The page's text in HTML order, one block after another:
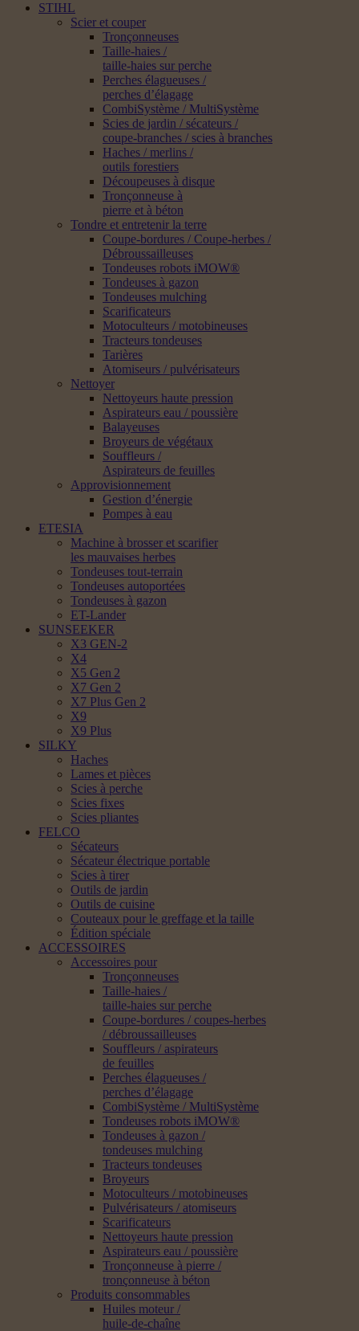
STIHL
Scier et couper
Tronçonneuses
Taille-haies /
taille-haies sur perche
Perches élagueuses /
perches d’élagage
CombiSystème / MultiSystème
Scies de jardin / sécateurs /
coupe-branches / scies à branches
Haches / merlins /
outils forestiers
Découpeuses à disque
Tronçonneuse à
pierre et à béton
Tondre et entretenir la terre
Coupe-bordures / Coupe-herbes /
Débroussailleuses
Tondeuses robots iMOW®
Tondeuses à gazon
Tondeuses mulching
Scarificateurs
Motoculteurs / motobineuses
Tracteurs tondeuses
Tarières
Atomiseurs / pulvérisateurs
Nettoyer
Nettoyeurs haute pression
Aspirateurs eau / poussière
Balayeuses
Broyeurs de végétaux
Souffleurs /
Aspirateurs de feuilles
Approvisionnement
Gestion d’énergie
Pompes à eau
ETESIA
Machine à brosser et scarifier
les mauvaises herbes
Tondeuses tout-terrain
Tondeuses autoportées
Tondeuses à gazon
ET-Lander
SUNSEEKER
X3 GEN-2
X4
X5 Gen 2
X7 Gen 2
X7 Plus Gen 2
X9
X9 Plus
SILKY
Haches
Lames et pièces
Scies à perche
Scies fixes
Scies pliantes
FELCO
Sécateurs
Sécateur électrique portable
Scies à tirer
Outils de jardin
Outils de cuisine
Couteaux pour le greffage et la taille
Édition spéciale
ACCESSOIRES
Accessoires pour
Tronçonneuses
Taille-haies /
taille-haies sur perche
Coupe-bordures / coupes-herbes
/ débroussailleuses
Souffleurs / aspirateurs
de feuilles
Perches élagueuses /
perches d’élagage
CombiSystème / MultiSystème
Tondeuses robots iMOW®
Tondeuses à gazon /
tondeuses mulching
Tracteurs tondeuses
Broyeurs
Motoculteurs / motobineuses
Pulvérisateurs / atomiseurs
Scarificateurs
Nettoyeurs haute pression
Aspirateurs eau / poussière
Tronçonneuse à pierre /
tronçonneuse à béton
Produits consommables
Huiles moteur /
huile-de-chaîne